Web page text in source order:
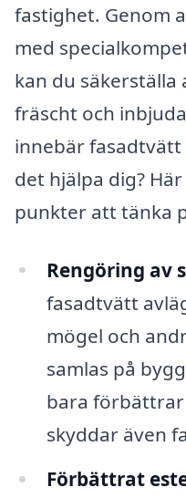
fastighet. Genom
med
kan du
fräscht och
innebär
det hjälpa dig?
punkter att tänka
Rengöring av
fasadtvätt
mögel och
samlas på
bara
skyddar även
Förbättrat